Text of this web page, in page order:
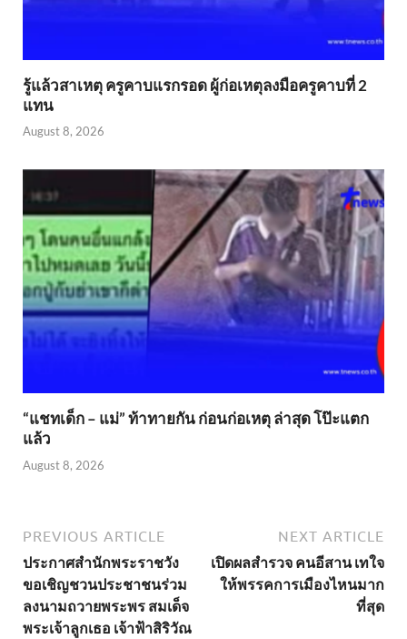
รู้แล้วสาเหตุ ครูคาบแรกรอด ผู้ก่อเหตุลงมือครูคาบที่ 2
แทน
August 8, 2026
“แชทเด็ก – แม่” ท้าทายกัน ก่อนก่อเหตุ ล่าสุด โป๊ะแตก
แล้ว
August 8, 2026
PREVIOUS ARTICLE
ประกาศสำนักพระราชวัง
ขอเชิญชวนประชาชนร่วม
ลงนามถวายพระพร สมเด็จ
พระเจ้าลูกเธอ เจ้าฟ้าสิริวัณ
NEXT ARTICLE
เปิดผลสำรวจ คนอีสาน เทใจ
ให้พรรคการเมืองไหนมาก
ที่สุด